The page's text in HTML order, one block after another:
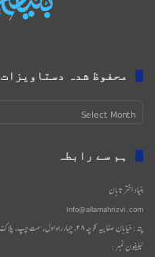
محفوظ شدہ دستاویزات
ہم سے رابطہ
بنیاد اختر تابان
Info@allamahrizvi.com
پتہ: خیابان صفاییه کوچه۲۸، چهار‌راه اول، سمت چپ، پلاک۶۳.
ٹیلیفون نمبر: